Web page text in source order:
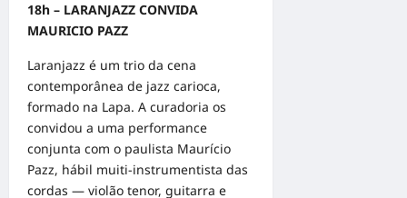
18h – LARANJAZZ CONVIDA
MAURICIO PAZZ
Laranjazz é um trio da cena
contemporânea de jazz carioca,
formado na Lapa. A curadoria os
convidou a uma performance
conjunta com o paulista Maurício
Pazz, hábil muiti-instrumentista das
cordas — violão tenor, guitarra e